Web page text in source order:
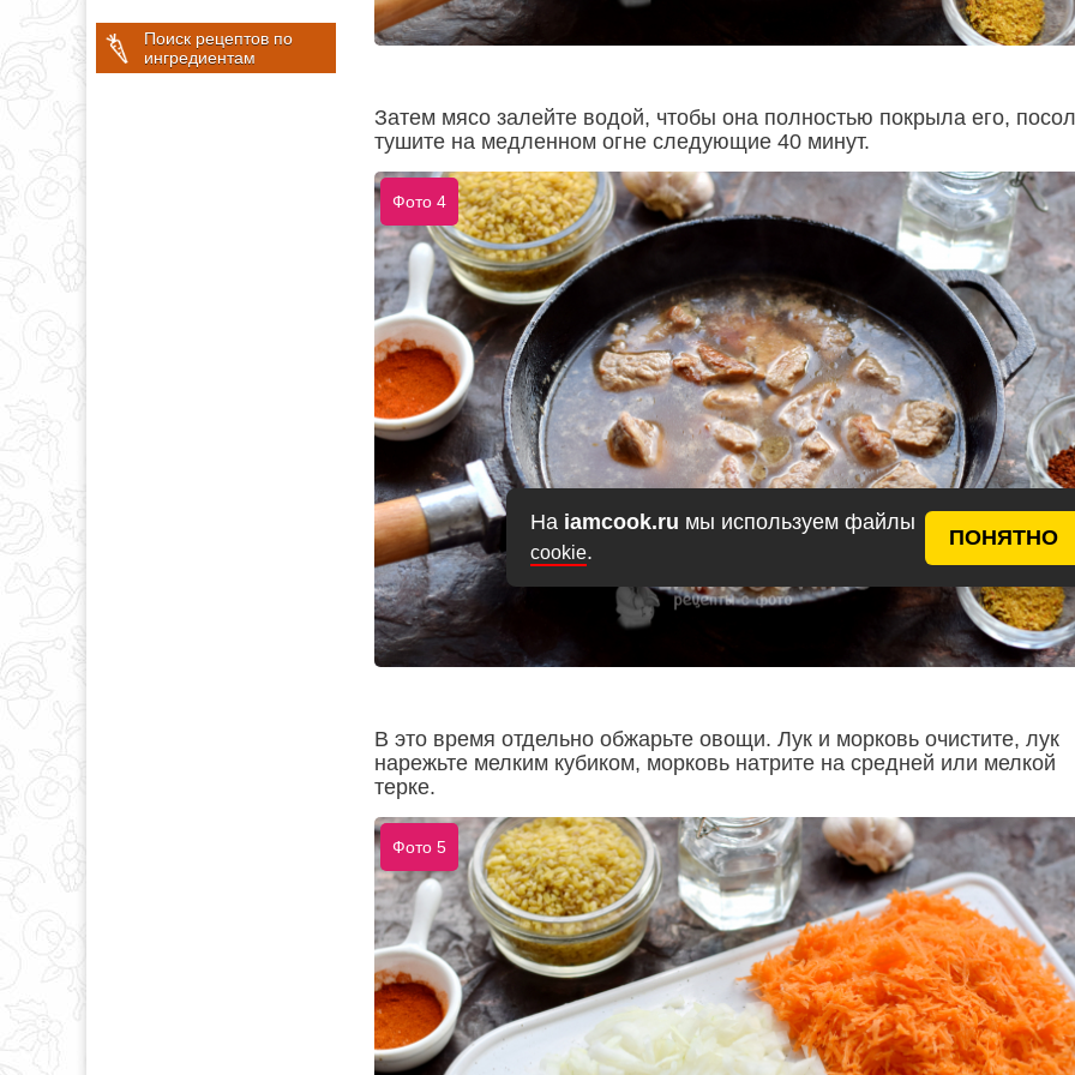
На iamcook.ru мы используем файлы
cookie.
ПОНЯТНО
Поиск рецептов по
ингредиентам
Затем мясо залейте водой, чтобы она полностью покрыла его,
тушите на медленном огне следующие 40 минут.
Фото 4
В это время отдельно обжарьте овощи. Лук и морковь очистите, лук
нарежьте мелким кубиком, морковь натрите на средней или мелкой
терке.
Фото 5